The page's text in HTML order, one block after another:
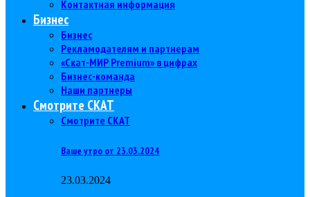
Контактная информация
Бизнес
Бизнес
Рекламодателям и партнерам
«Скат-МИР Premium» в цифрах
Бизнес-команда
Наши партнеры
Смотрите СКАТ
Смотрите СКАТ
Ваше утро от 23.03.2024
23.03.2024